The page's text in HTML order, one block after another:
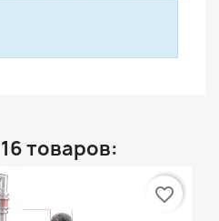
товаров:
favorite_border